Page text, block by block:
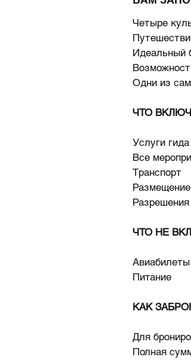
Четыре
Идеальный
Одни из
ЧТО
Услуги гида
Все
Транспорт
ЧТО НЕ
Авиабилеты
Питание
КАК
Для
Полная